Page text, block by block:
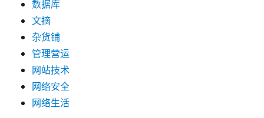
数据库
文摘
杂货铺
管理营运
网站技术
网络安全
网络生活